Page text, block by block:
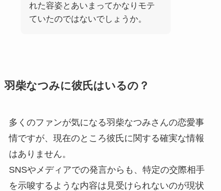
れた容姿とあいまってかなりモテ
ていたのではないでしょうか。
羽柴なつみに彼氏はいるの？
多くのファンが気になる羽柴なつみさんの恋愛事
情ですが、現在のところ彼氏に関する確実な情報
はありません。
SNSやメディアでの発言からも、特定の交際相手
を示唆するような内容は見受けられないのが現状